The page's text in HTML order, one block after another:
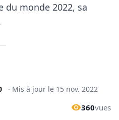
du monde 2022, sa
· Mis à jour le 15 nov. 2022
360vues